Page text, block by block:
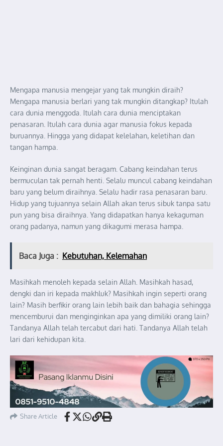
Mengapa manusia mengejar yang tak mungkin diraih?
Mengapa manusia berlari yang tak mungkin ditangkap? Itulah
cara dunia menggoda. Itulah cara dunia menciptakan
penasaran. Itulah cara dunia agar manusia fokus kepada
buruannya. Hingga yang didapat kelelahan, keletihan dan
tangan hampa.
Keinginan dunia sangat beragam. Cabang keindahan terus
bermuculan tak pernah henti. Selalu muncul cabang keindahan
baru yang belum diraihnya. Selalu hadir rasa penasaran baru.
Hidup yang tujuannya selain Allah akan terus sibuk tanpa satu
pun yang bisa diraihnya. Yang didapatkan hanya kekaguman
orang padanya, namun yang dikagumi merasa hampa.
Baca Juga : Kebutuhan, Kelemahan
Masihkah menoleh kepada selain Allah. Masihkah hasad,
dengki dan iri kepada makhluk? Masihkah ingin seperti orang
lain? Masih berfikir orang lain lebih baik dan bahagia sehingga
mencemburui dan menginginkan apa yang dimiliki orang lain?
Tandanya Allah telah tercabut dari hati. Tandanya Allah telah
lari dari kehidupan kita.
Share Article